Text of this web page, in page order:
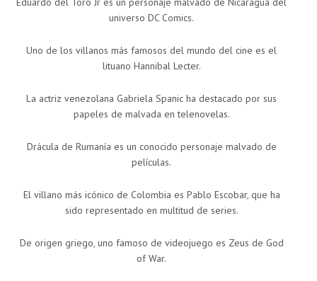
universo DC Comics.
Uno de los villanos más famosos del mundo del cine es el
lituano Hannibal Lecter.
La actriz venezolana Gabriela Spanic ha destacado por sus
papeles de malvada en telenovelas.
Drácula de Rumanía es un conocido personaje malvado de
películas.
El villano más icónico de Colombia es Pablo Escobar, que ha
sido representado en multitud de series.
De origen griego, uno famoso de videojuego es Zeus de God
of War.